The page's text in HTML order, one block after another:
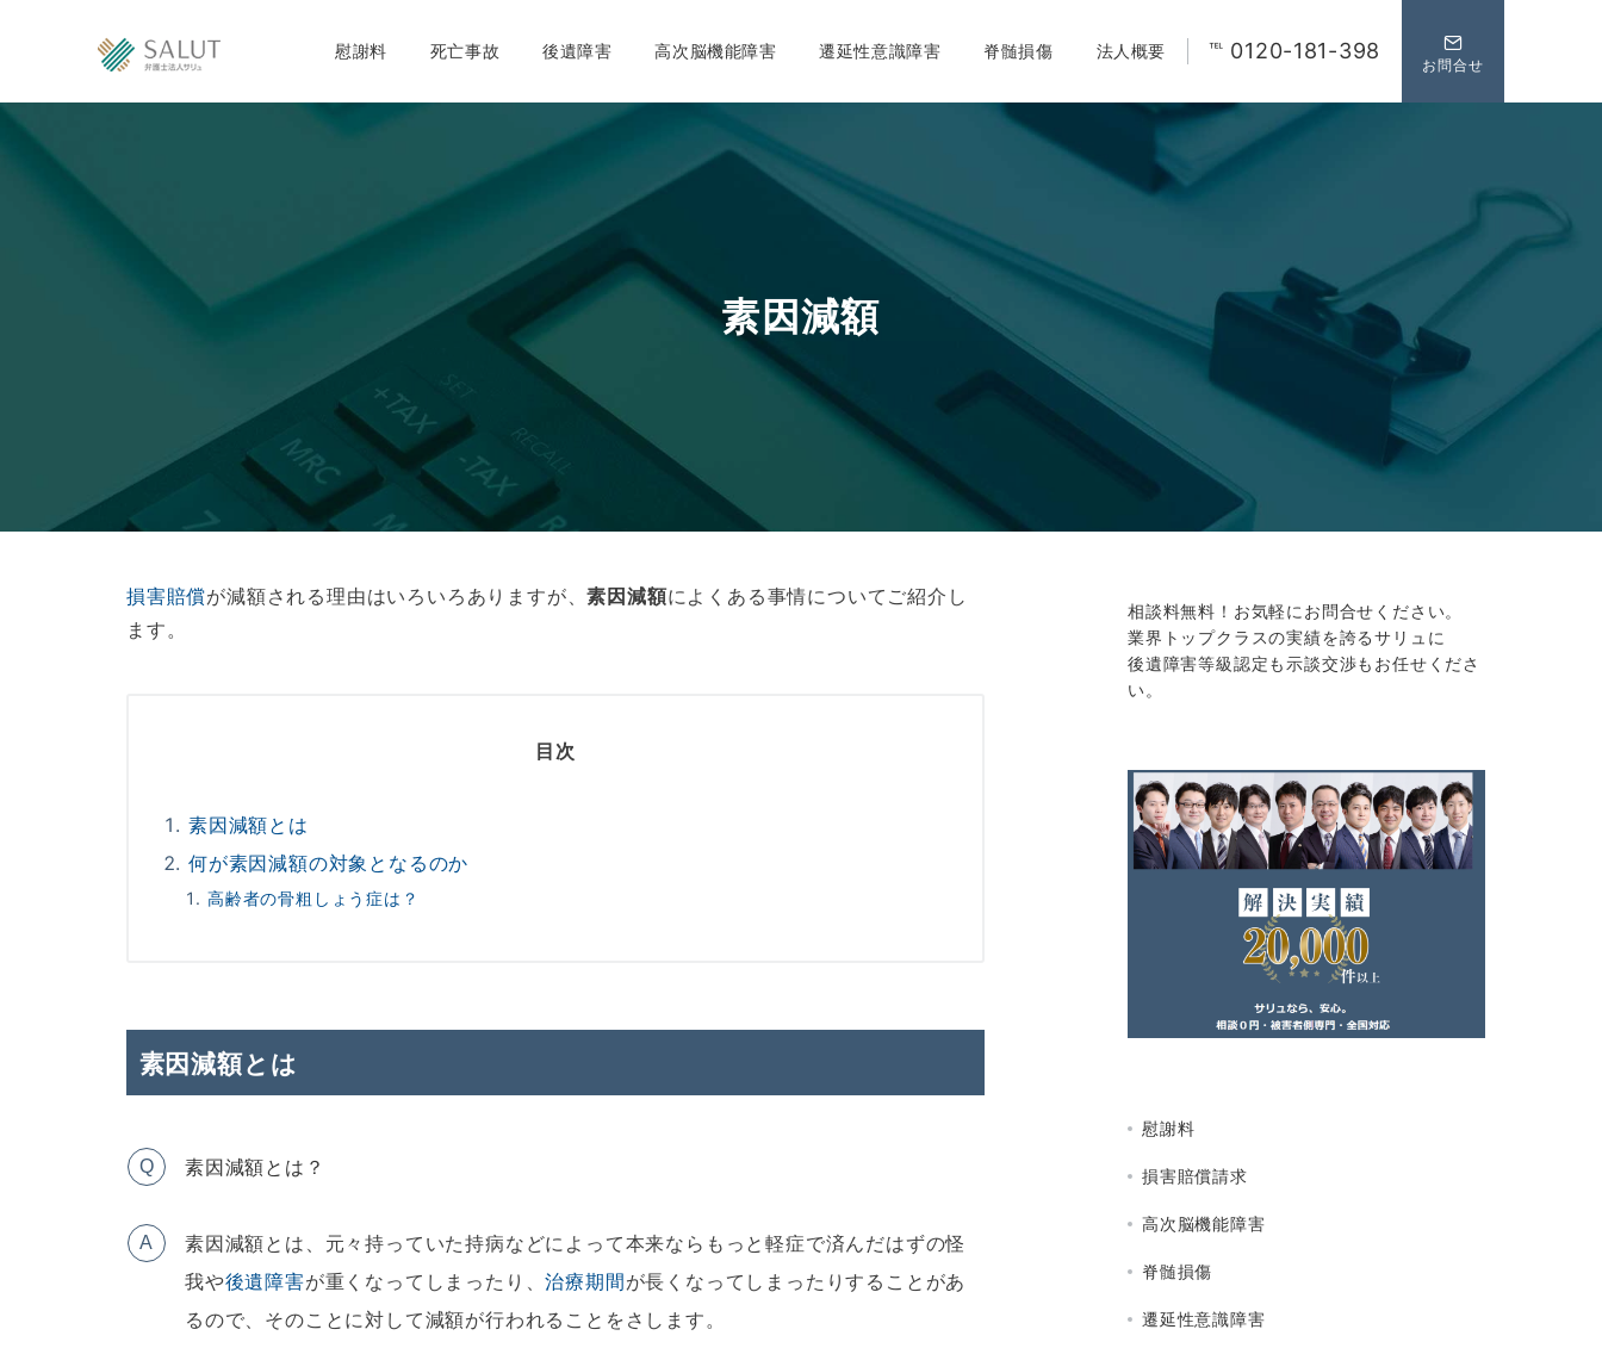
慰謝料 死亡事故 後遺障害 高次脳機能障害 遷延性意識障害 脊髄損傷 法人概要 ℡ 0120-181-398
お問合せ
素因減額
損害賠償が減額される理由はいろいろありますが、素因減額によくある事情についてご紹介し
ます。
目次
素因減額とは
何が素因減額の対象となるのか
高齢者の骨粗しょう症は？
素因減額とは
Q 素因減額とは？
A
素因減額とは、元々持っていた持病などによって本来ならもっと軽症で済んだはずの怪
我や後遺障害が重くなってしまったり、治療期間が長くなってしまったりすることがあ
るので、そのことに対して減額が行われることをさします。
相談料無料！お気軽にお問合せください。
業界トップクラスの実績を誇るサリュに
後遺障害等級認定も示談交渉もお任せくださ
い。
慰謝料
損害賠償請求
高次脳機能障害
脊髄損傷
遷延性意識障害